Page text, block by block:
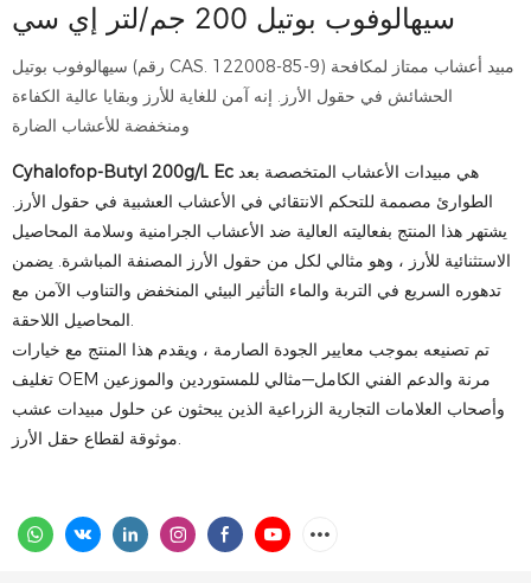
سيهالوفوب بوتيل 200 جم/لتر إي سي
سيهالوفوب بوتيل (رقم CAS. 122008-85-9) مبيد أعشاب ممتاز لمكافحة
الحشائش في حقول الأرز. إنه آمن للغاية للأرز وبقايا عالية الكفاءة
ومنخفضة للأعشاب الضارة
Cyhalofop-Butyl 200g/L Ec هي مبيدات الأعشاب المتخصصة بعد
الطوارئ مصممة للتحكم الانتقائي في الأعشاب العشبية في حقول الأرز.
يشتهر هذا المنتج بفعاليته العالية ضد الأعشاب الجرامنية وسلامة المحاصيل
الاستثنائية للأرز ، وهو مثالي لكل من حقول الأرز المصنفة المباشرة. يضمن
تدهوره السريع في التربة والماء التأثير البيئي المنخفض والتناوب الآمن مع
المحاصيل اللاحقة.
تم تصنيعه بموجب معايير الجودة الصارمة ، ويقدم هذا المنتج مع خيارات
تغليف OEM مرنة والدعم الفني الكامل—مثالي للمستوردين والموزعين
وأصحاب العلامات التجارية الزراعية الذين يبحثون عن حلول مبيدات عشب
موثوقة لقطاع حقل الأرز.